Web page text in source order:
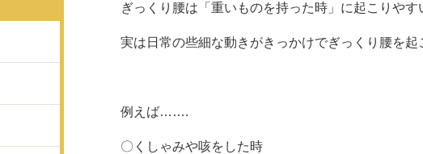
ぎっくり腰は「重いものを持った時」に起こりや
実は日常の些細な動きがきっかけでぎっくり腰を起
例えば…….
〇くしゃみや咳をした時